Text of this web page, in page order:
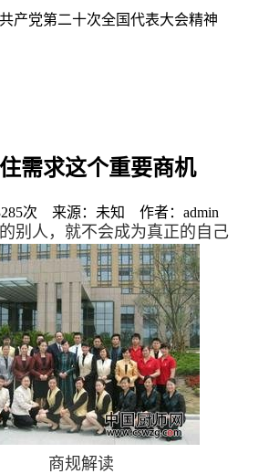
需求这个重要商机
次 来源： 未知 作者： admin
别人，就不会成为真正的自己
商规解读